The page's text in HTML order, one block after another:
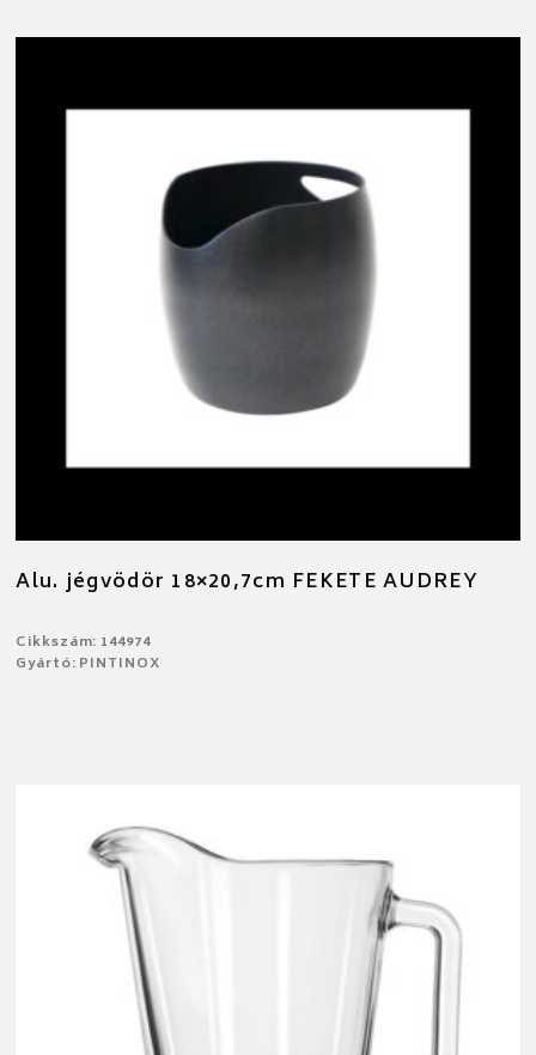
Alu. jégvödör 18×20,7cm FEKETE AUDREY
Cikkszám: 144974
Gyártó: PINTINOX